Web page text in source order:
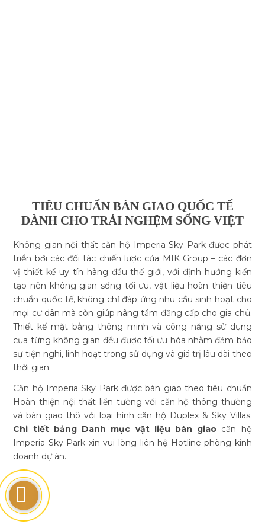
TIÊU CHUẨN BÀN GIAO QUỐC TẾ
DÀNH CHO TRẢI NGHỆM SỐNG VIỆT
Không gian nội thất căn hộ Imperia Sky Park được phát
triển bởi các đối tác chiến lược của MIK Group – các đơn
vị thiết kế uy tín hàng đầu thế giới, với định hướng kiến
tạo nên không gian sống tối ưu, vật liệu hoàn thiện tiêu
chuẩn quốc tế, không chỉ đáp ứng nhu cầu sinh hoạt cho
mọi cư dân mà còn giúp nâng tầm đẳng cấp cho gia chủ.
Thiết kế mặt bằng thông minh và công năng sử dụng
của từng không gian đều được tối ưu hóa nhằm đảm bảo
sự tiện nghi, linh hoạt trong sử dụng và giá trị lâu dài theo
thời gian.
Căn hộ Imperia Sky Park được bàn giao theo tiêu chuẩn
Hoàn thiện nội thất liền tường với căn hộ thông thường
và bàn giao thô với loại hình căn hộ Duplex & Sky Villas.
Chi tiết bảng Danh mục vật liệu bàn giao căn hộ
Imperia Sky Park xin vui lòng liên hệ Hotline phòng kinh
doanh dự án.